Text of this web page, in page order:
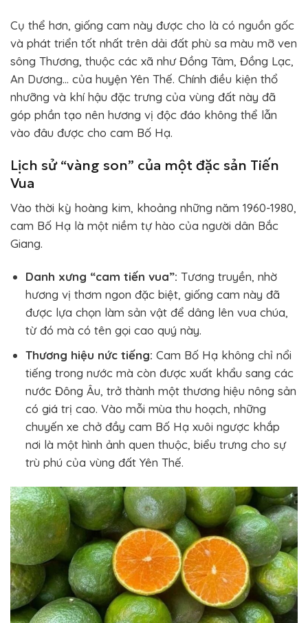
Cụ thể hơn, giống cam này được cho là có nguồn gốc
và phát triển tốt nhất trên dải đất phù sa màu mỡ ven
sông Thương, thuộc các xã như Đồng Tâm, Đồng Lạc,
An Dương… của huyện Yên Thế. Chính điều kiện thổ
nhưỡng và khí hậu đặc trưng của vùng đất này đã
góp phần tạo nên hương vị độc đáo không thể lẫn
vào đâu được cho cam Bố Hạ.
Lịch sử “vàng son” của một đặc sản Tiến
Vua
Vào thời kỳ hoàng kim, khoảng những năm 1960-1980,
cam Bố Hạ là một niềm tự hào của người dân Bắc
Giang.
Danh xưng “cam tiến vua”: Tương truyền, nhờ
hương vị thơm ngon đặc biệt, giống cam này đã
được lựa chọn làm sản vật để dâng lên vua chúa,
từ đó mà có tên gọi cao quý này.
Thương hiệu nức tiếng: Cam Bố Hạ không chỉ nổi
tiếng trong nước mà còn được xuất khẩu sang các
nước Đông Âu, trở thành một thương hiệu nông sản
có giá trị cao. Vào mỗi mùa thu hoạch, những
chuyến xe chở đầy cam Bố Hạ xuôi ngược khắp
nơi là một hình ảnh quen thuộc, biểu trưng cho sự
trù phú của vùng đất Yên Thế.